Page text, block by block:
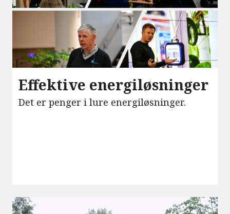
Effektive energiløsninger
Det er penger i lure energiløsninger.